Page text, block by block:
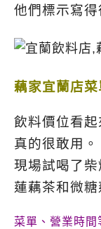
他們標示寫得
藕家宜蘭店
飲料價位看
真的很敢用。
現場試喝了
蓮藕茶和微
菜單、營業時